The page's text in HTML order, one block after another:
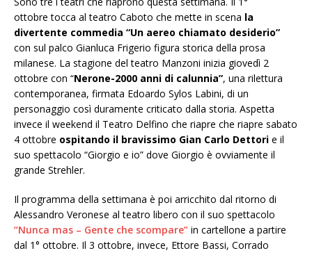
ottobre tocca al teatro Caboto che mette in scena la
divertente commedia “Un aereo chiamato desiderio”
con sul palco Gianluca Frigerio figura storica della prosa
milanese. La stagione del teatro Manzoni inizia giovedì 2
ottobre con “Nerone-2000 anni di calunnia”, una rilettura
contemporanea, firmata Edoardo Sylos Labini, di un
personaggio così duramente criticato dalla storia. Aspetta
invece il weekend il Teatro Delfino che riapre che riapre sabato
4 ottobre ospitando il bravissimo Gian Carlo Dettori e il
suo spettacolo “Giorgio e io” dove Giorgio è ovviamente il
grande Strehler.
Il programma della settimana è poi arricchito dal ritorno di
Alessandro Veronese al teatro libero con il suo spettacolo
“Nunca mas – Gente che scompare” in cartellone a partire
dal 1° ottobre. Il 3 ottobre, invece, Ettore Bassi, Corrado